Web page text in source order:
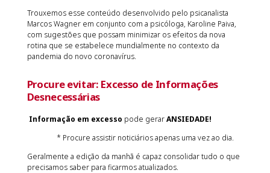
Trouxemos esse conteúdo desenvolvido pelo psicanalista
Marcos Wagner em conjunto com a psicóloga, Karoline Paiva,
com sugestões que possam minimizar os efeitos da nova
rotina que se estabelece mundialmente no contexto da
pandemia do novo coronavírus.
Procure evitar: Excesso de Informações
Desnecessárias
Informação em excesso pode gerarANSIEDADE!
* Procure assistir noticiários apenas uma vez ao dia.
Geralmente a edição da manhã é capaz consolidar tudo o que
precisamos saber para ficarmos atualizados.